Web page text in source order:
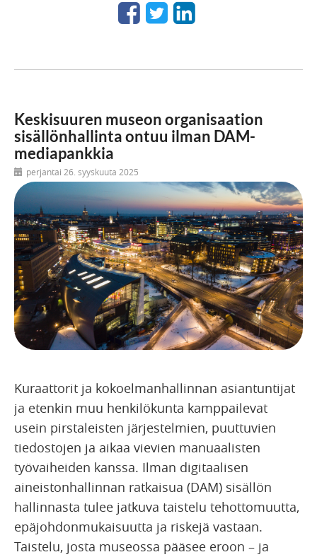
Keskisuuren museon organisaation
sisällönhallinta ontuu ilman DAM-
mediapankkia
perjantai 26. syyskuuta 2025
Kuraattorit ja kokoelmanhallinnan asiantuntijat
ja etenkin muu henkilökunta kamppailevat
usein pirstaleisten järjestelmien, puuttuvien
tiedostojen ja aikaa vievien manuaalisten
työvaiheiden kanssa. Ilman digitaalisen
aineistonhallinnan ratkaisua (DAM) sisällön
hallinnasta tulee jatkuva taistelu tehottomuutta,
epäjohdonmukaisuutta ja riskejä vastaan.
Taistelu, josta museossa pääsee eroon – ja